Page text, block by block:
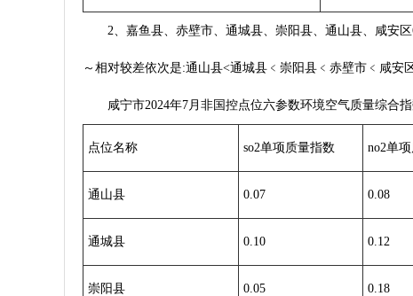
2、嘉鱼县、赤壁市、通城县、崇阳县、通山县、咸安
～相对较差依次是:通山县<通城县﹤崇阳县﹤赤壁市﹤咸安
咸宁市2024年7月非国控点位六参数环境空气质量综合
点位名称 so2单项质量指数 no2单
通山县 0.07 0.08
通城县 0.10 0.12
崇阳县 0.05 0.18